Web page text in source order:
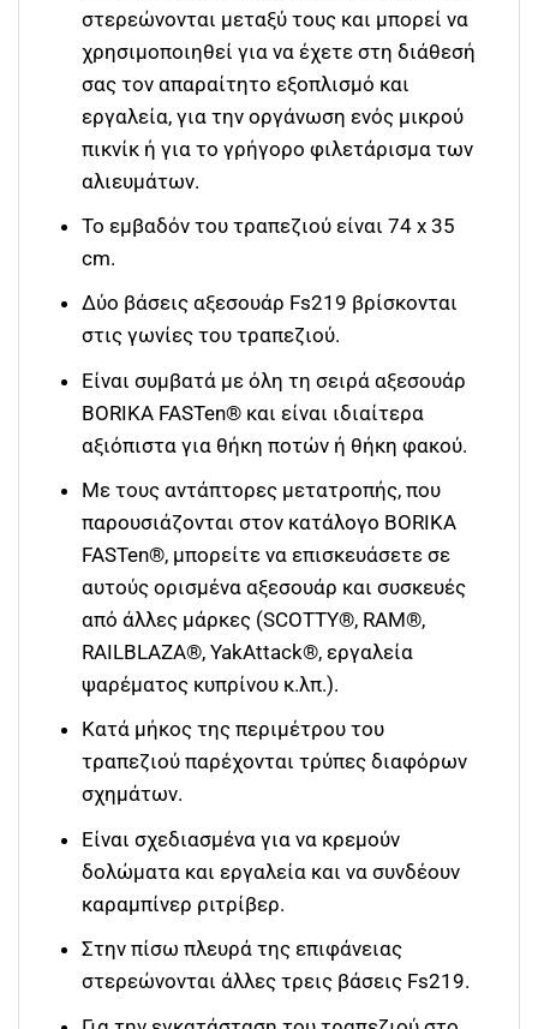
στερεώνονται μεταξύ τους και μπορεί να
χρησιμοποιηθεί για να έχετε στη διάθεσή
σας τον απαραίτητο εξοπλισμό και
εργαλεία, για την οργάνωση ενός μικρού
πικνίκ ή για το γρήγορο φιλετάρισμα των
αλιευμάτων.
Το εμβαδόν του τραπεζιού είναι 74 х 35
cm.
Δύο βάσεις αξεσουάρ Fs219 βρίσκονται
στις γωνίες του τραπεζιού.
Είναι συμβατά με όλη τη σειρά αξεσουάρ
BORIKA FASTen® και είναι ιδιαίτερα
αξιόπιστα για θήκη ποτών ή θήκη φακού.
Με τους αντάπτορες μετατροπής, που
παρουσιάζονται στον κατάλογο BORIKA
FASTen®, μπορείτε να επισκευάσετε σε
αυτούς ορισμένα αξεσουάρ και συσκευές
από άλλες μάρκες (SCOTTY®, RAM®,
RAILBLAZA®, YakAttack®, εργαλεία
ψαρέματος κυπρίνου κ.λπ.).
Κατά μήκος της περιμέτρου του
τραπεζιού παρέχονται τρύπες διαφόρων
σχημάτων.
Είναι σχεδιασμένα για να κρεμούν
δολώματα και εργαλεία και να συνδέουν
καραμπίνερ ριτρίβερ.
Στην πίσω πλευρά της επιφάνειας
στερεώνονται άλλες τρεις βάσεις Fs219.